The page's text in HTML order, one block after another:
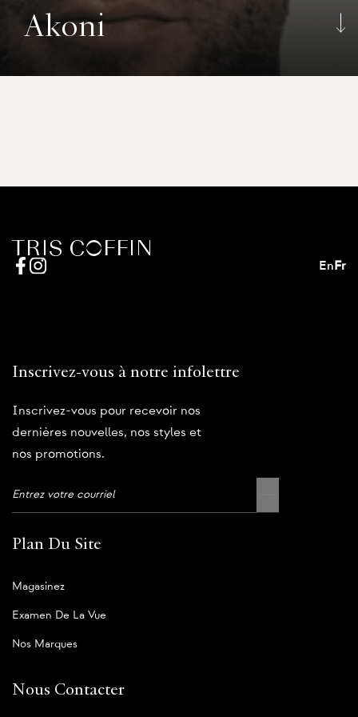
Akoni
En Fr
Inscrivez-vous à notre infolettre
Inscrivez-vous pour recevoir nos
dernières nouvelles, nos styles et
nos promotions.
Plan Du Site
Magasinez
Examen De La Vue
Nos Marques
Nous Contacter